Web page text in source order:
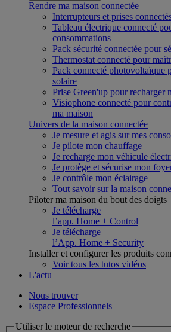
Rendre ma maison connectée
Interrupteurs et prises
Tableau électrique connecté
consommations
Pack sécurité connectée pour
Thermostat connecté pour
Pack connecté photovoltaïque
solaire
Prise Green'up pour recharger
Visiophone connecté pour
ma maison
Univers de la maison connectée
Je mesure et agis sur mes
Je pilote mon chauffage
Je recharge mon véhicule
Je protège et sécurise mon
Je contrôle mon éclairage
Tout savoir sur la maison
Piloter ma maison du bout des doigts
Je télécharge
l’app. Home + Control
Je télécharge
l’App. Home + Security
Installer et configurer les produits
Voir tous les tutos vidéos
L'actu
Nous trouver
Espace Professionnels
Utiliser le moteur de recherche